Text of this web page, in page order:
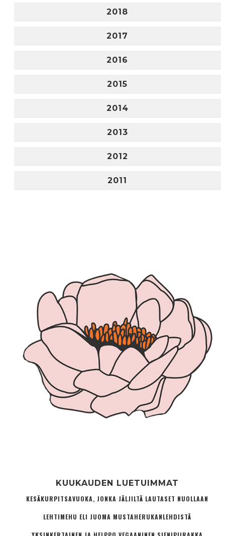
2018
2017
2016
2015
2014
2013
2012
2011
KUUKAUDEN LUETUIMMAT
KESÄKURPITSAVUOKA, JONKA JÄLJILTÄ LAUTASET NUOLLAAN
LEHTIMEHU ELI JUOMA MUSTAHERUKANLEHDISTÄ